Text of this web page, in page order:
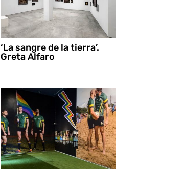
‘La sangre de la tierra’.
Greta Alfaro